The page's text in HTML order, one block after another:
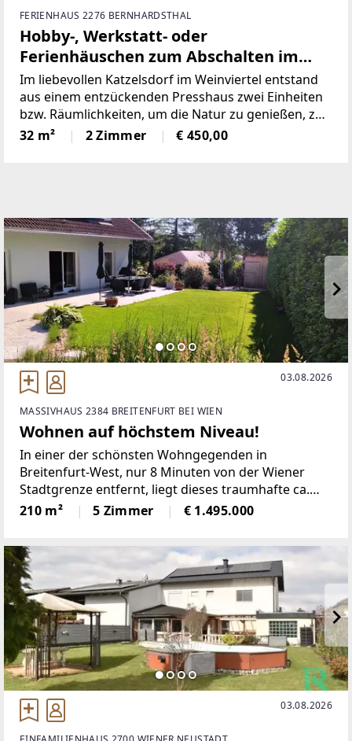
FERIENHAUS 2276 BERNHARDSTHAL
Hobby-, Werkstatt- oder
Ferienhäuschen zum Abschalten im
wunderschönen Weinviertel an der
Grenze zu Tschechien
Im liebevollen Katzelsdorf im Weinviertel entstand
aus einem entzückenden Presshaus zwei Einheiten
bzw. Räumlichkeiten, um die Natur zu genießen, zu
Entspannen oder den Hobbys nachgehen zu
können.Eine größere Werkstatt mit ca. 18m² und
32 m² 2 Zimmer € 450,00
03.08.2026
MASSIVHAUS 2384 BREITENFURT BEI WIEN
Wohnen auf höchstem Niveau!
In einer der schönsten Wohngegenden in
Breitenfurt-West, nur 8 Minuten von der Wiener
Stadtgrenze entfernt, liegt dieses traumhafte ca.
210 m² große Einfamilienhaus mit einem
wunderbaren und unverbaubaren Fernblick.
210 m² 5 Zimmer € 1.495.000
03.08.2026